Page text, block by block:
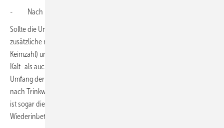
- Nach mehr als 4 Wochen muss getestet werden
Sollte die Unterbrechung länger als einen Monat dauern, sind
zusätzliche mikrobiologische Kontrolluntersuchungen (allgemeine
Keimzahl) und Legionellen durchzuführen, und zwar sowohl in den
Kalt- als auch in den Warmwasserleitungen. Es empfiehlt sich hier ein
Umfang der Beprobung analog einer orientierenden Untersuchung
nach TrinkwV. Ist eine Stilllegung von mehr als 6 Monaten abzusehen,
ist sogar die Anschlussleitung durch das WVU abzutrennen und zur
Wiederinbetriebnahme gemäß DIN EN 806-4 vorzugehen.